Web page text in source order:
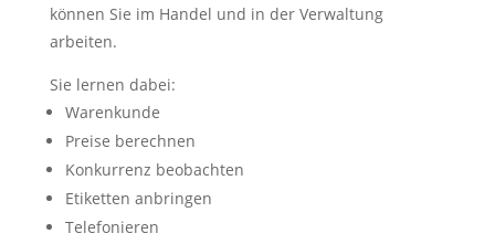
können Sie im Handel und in der Verwaltung
arbeiten.
Sie lernen dabei:
Warenkunde
Preise berechnen
Konkurrenz beobachten
Etiketten anbringen
Telefonieren